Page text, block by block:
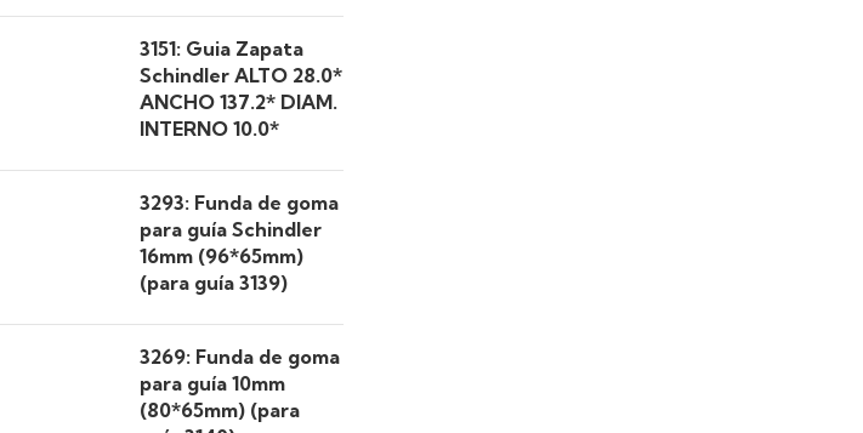
3151: Guia Zapata
Schindler ALTO 28.0*
ANCHO 137.2* DIAM.
INTERNO 10.0*
3293: Funda de goma
para guía Schindler
16mm (96*65mm)
(para guía 3139)
3269: Funda de goma
para guía 10mm
(80*65mm) (para